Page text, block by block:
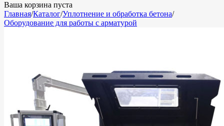
Ваша корзина пуста
Главная/Каталог/Уплотнение и обработка бетона/
Оборудование для работы с арматурой